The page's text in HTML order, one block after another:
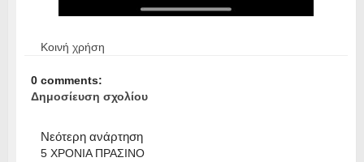
Κοινή χρήση
0 comments:
Δημοσίευση σχολίου
Νεότερη ανάρτηση
5 ΧΡΟΝΙΑ ΠΡΑΣΙΝΟ